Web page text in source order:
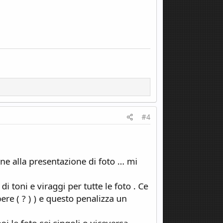
#4
alla presentazione di foto ... mi
toni e viraggi per tutte le foto . Ce
( ? ) ) e questo penalizza un